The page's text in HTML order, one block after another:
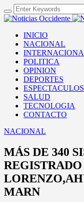
INICIO
NACIONAL
POLITICA
OPINION
DEPORTES
ESPECTACULOS
SALUD
TECNOLOGIA
CONTACTO
NACIONAL
MÁS DE 340
REGISTRADO
MARN